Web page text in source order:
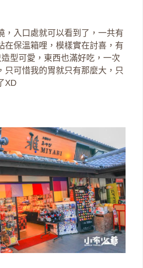
，入口處就可以看到了，一共有
在保溫箱哩，模樣實在討喜，有
型可愛，東西也滿好吃，一次
只可惜我的胃就只有那麼大，只
XD